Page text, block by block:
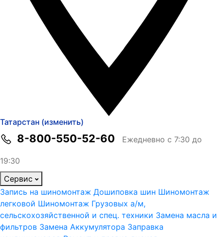
Татарстан (изменить)
8-800-550-52-60 Ежедневно с 7:30 до
19:30
Сервис
Запись на шиномонтаж Дошиповка шин Шиномонтаж
легковой Шиномонтаж Грузовых а/м,
сельскохозяйственной и спец. техники Замена масла и
фильтров Замена Аккумулятора Заправка